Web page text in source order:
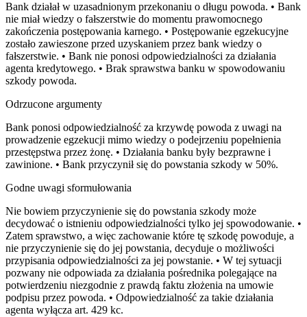
Bank działał w uzasadnionym przekonaniu o długu powoda. • Bank
nie miał wiedzy o fałszerstwie do momentu prawomocnego
zakończenia postępowania karnego. • Postępowanie egzekucyjne
zostało zawieszone przed uzyskaniem przez bank wiedzy o
fałszerstwie. • Bank nie ponosi odpowiedzialności za działania
agenta kredytowego. • Brak sprawstwa banku w spowodowaniu
szkody powoda.
Odrzucone argumenty
Bank ponosi odpowiedzialność za krzywdę powoda z uwagi na
prowadzenie egzekucji mimo wiedzy o podejrzeniu popełnienia
przestępstwa przez żonę. • Działania banku były bezprawne i
zawinione. • Bank przyczynił się do powstania szkody w 50%.
Godne uwagi sformułowania
Nie bowiem przyczynienie się do powstania szkody może
decydować o istnieniu odpowiedzialności tylko jej spowodowanie. •
Zatem sprawstwo, a więc zachowanie które tę szkodę powoduje, a
nie przyczynienie się do jej powstania, decyduje o możliwości
przypisania odpowiedzialności za jej powstanie. • W tej sytuacji
pozwany nie odpowiada za działania pośrednika polegające na
potwierdzeniu niezgodnie z prawdą faktu złożenia na umowie
podpisu przez powoda. • Odpowiedzialność za takie działania
agenta wyłącza art. 429 kc.